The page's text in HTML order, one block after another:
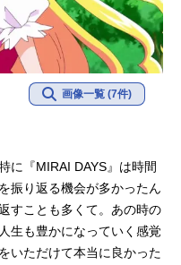
画像一覧 (7件)
『MIRAI DAYS』は時間
振り返る機会が多かったん
すことも多くて。あの時の
生も豊かになっていく感覚
いただけて本当に良かった